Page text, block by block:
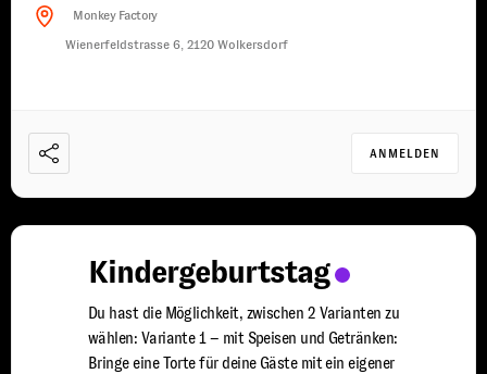
Monkey Factory
Wienerfeldstrasse 6, 2120 Wolkersdorf
ANMELDEN
Kindergeburtstag
Du hast die Möglichkeit, zwischen 2 Varianten zu
wählen: Variante 1 – mit Speisen und Getränken:
Bringe eine Torte für deine Gäste mit ein eigener